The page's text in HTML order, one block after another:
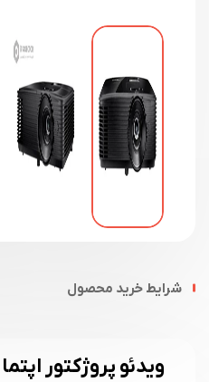
شرایط خرید محصول